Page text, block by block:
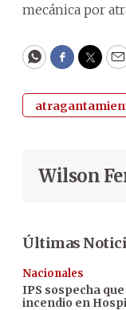
mecánica por
WhatsApp
Wilson
Últimas
Nacionales
IPS sospecha
incendio en